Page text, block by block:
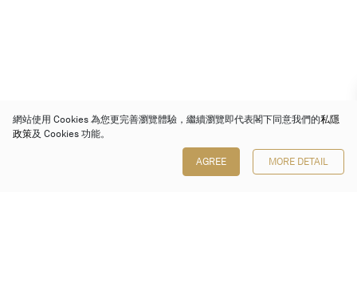
網站使用 Cookies 為您更完善瀏覽體驗，繼續瀏覽即代表閣下同意我們的私隱
政策及 Cookies 功能。
AGREE MORE DETAIL